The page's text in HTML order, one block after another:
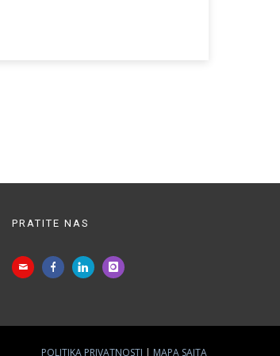
PRATITE NAS
POLITIKA PRIVATNOSTI MAPA SAJTA